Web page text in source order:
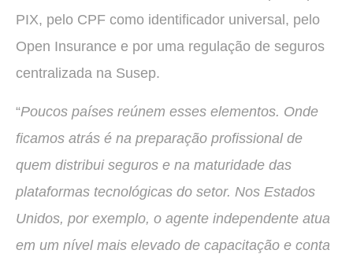
PIX, pelo CPF como identificador universal, pelo
Open Insurance e por uma regulação de seguros
centralizada na Susep.
“Poucos países reúnem esses elementos. Onde
ficamos atrás é na preparação profissional de
quem distribui seguros e na maturidade das
plataformas tecnológicas do setor. Nos Estados
Unidos, por exemplo, o agente independente atua
em um nível mais elevado de capacitação e conta